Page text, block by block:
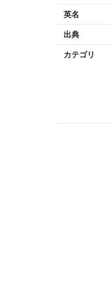
英名
出典
カテゴリ